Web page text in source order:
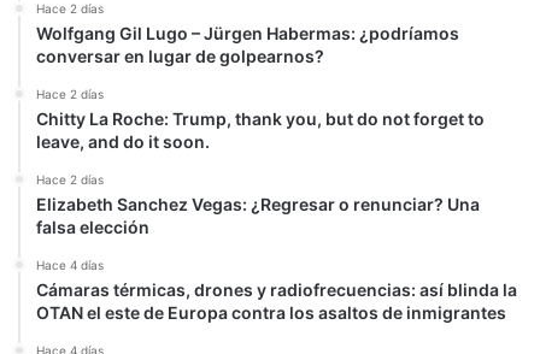
Hace 2 días
Wolfgang Gil Lugo – Jürgen Habermas: ¿podríamos
conversar en lugar de golpearnos?
Hace 2 días
Chitty La Roche: Trump, thank you, but do not forget to
leave, and do it soon.
Hace 2 días
Elizabeth Sanchez Vegas: ¿Regresar o renunciar? Una
falsa elección
Hace 4 días
Cámaras térmicas, drones y radiofrecuencias: así blinda la
OTAN el este de Europa contra los asaltos de inmigrantes
Hace 4 días